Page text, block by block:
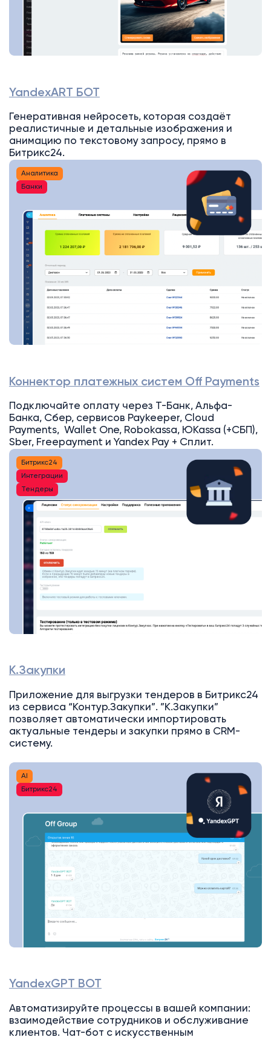
YandexART БОТ
Генеративная нейросеть, которая создаёт
реалистичные и детальные изображения и
анимацию по текстовому запросу, прямо в
Битрикс24.
Аналитика
Банки
Коннектор платежных систем Off Payments
Подключайте оплату через Т-Банк, Альфа-
Банка, Сбер, сервисов Paykeeper, Cloud
Payments, Wallet One, Robokassa, ЮKassa (+СБП),
Sber, Freepayment и Yandex Pay + Сплит.
Битрикс24
Интеграции
Тендеры
К.Закупки
Приложение для выгрузки тендеров в Битрикс24
из сервиса “Контур.Закупки”. ”К.Закупки”
позволяет автоматически импортировать
актуальные тендеры и закупки прямо в CRM-
систему.
AI
Битрикс24
YandexGPT BOT
Автоматизируйте процессы в вашей компании:
взаимодействие сотрудников и обслуживание
клиентов. Чат-бот с искусственным